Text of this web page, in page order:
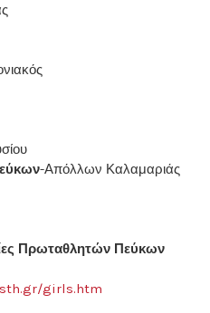
-Απόλλων Καλαμαριάς
Πρωταθλητών Πεύκων
girls.htm